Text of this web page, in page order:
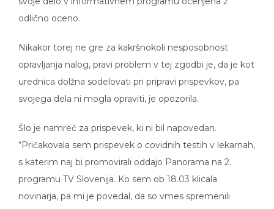
odlično oceno.
opravljanja nalog, pravi problem v tej zgodbi je, da je kot
urednica dolžna sodelovati pri pripravi prispevkov, pa
svojega dela ni mogla opraviti, je opozorila.
“Pričakovala sem prispevek o covidnih testih v lekarnah,
s katerim naj bi promovirali oddajo Panorama na 2.
programu TV Slovenija. Ko sem ob 18.03 klicala
novinarja, pa mi je povedal, da so vmes spremenili
temo in tudi, da je prispevek že zmontiran, kar pomeni,